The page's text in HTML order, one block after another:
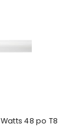
48 po T8